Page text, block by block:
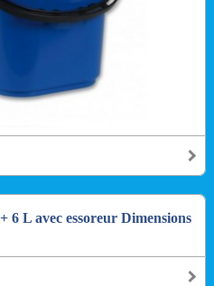
6 L avec essoreur Dimensions